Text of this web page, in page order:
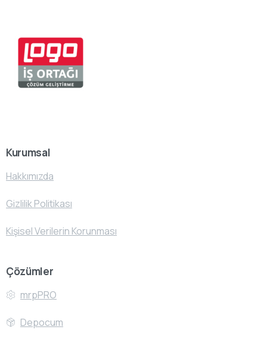
Kurumsal
Hakkımızda
Gizlilik Politikası
Kişisel Verilerin Korunması
Çözümler
mrpPRO
Depocum